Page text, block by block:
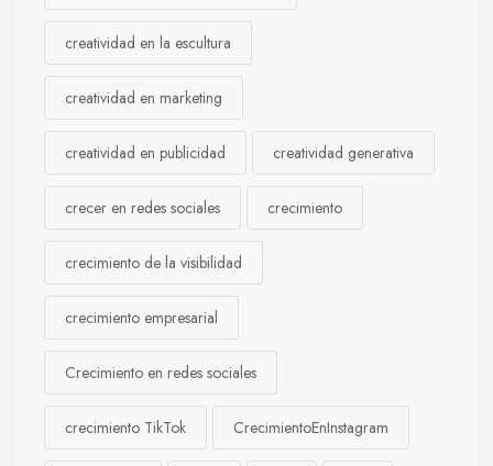
creatividad en la escultura
creatividad en marketing
creatividad en publicidad creatividad generativa
crecer en redes sociales crecimiento
crecimiento de la visibilidad
crecimiento empresarial
Crecimiento en redes sociales
crecimiento TikTok CrecimientoEnInstagram